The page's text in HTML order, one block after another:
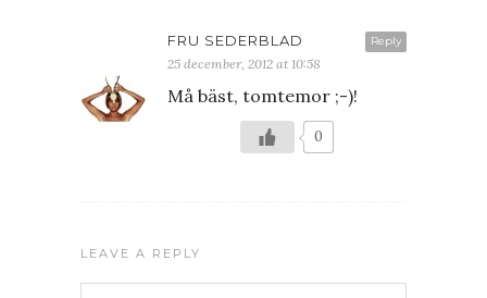
Reply
FRU SEDERBLAD
25 december, 2012 at 10:58
Må bäst, tomtemor ;-)!
0
LEAVE A REPLY